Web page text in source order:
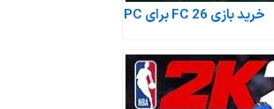
خرید بازی FC 26 برای PC